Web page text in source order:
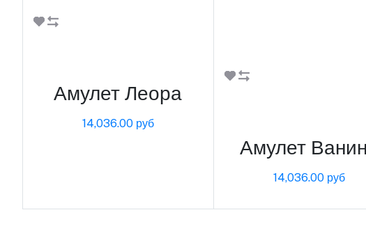
Амулет Леора
14,036.00 руб
Амулет
14,036.00 руб